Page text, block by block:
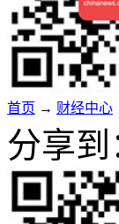
首页 → 财经中心
分享到